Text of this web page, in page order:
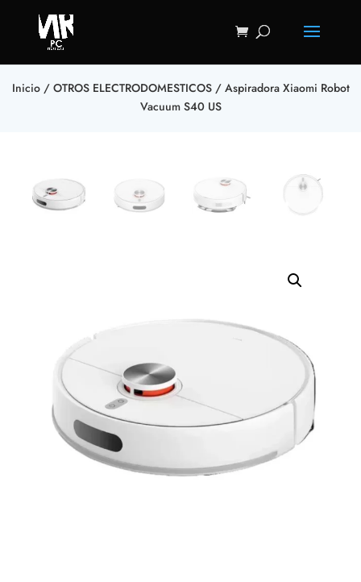
Inicio/ OTROS ELECTRODOMESTICOS/ Aspiradora Xiaomi Robot
Vacuum S40 US